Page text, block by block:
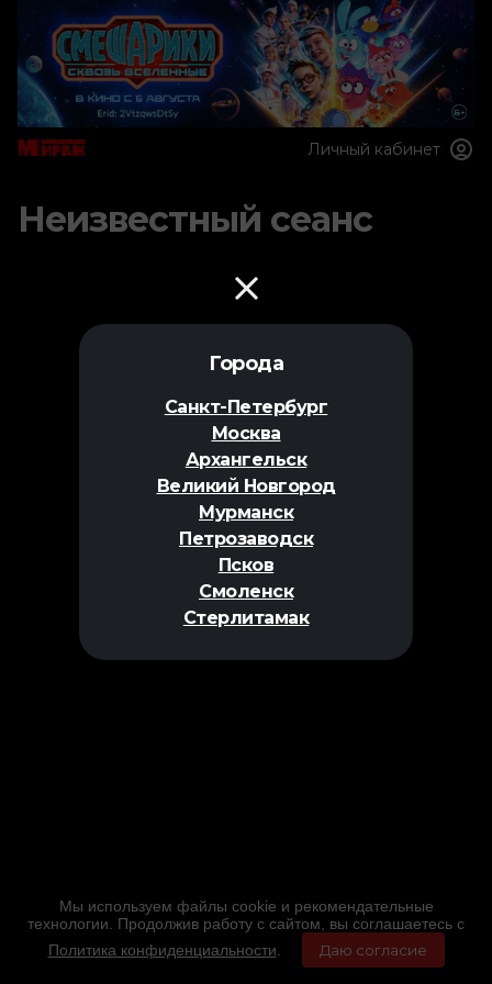
Города
Санкт-Петербург
Москва
Архангельск
Великий Новгород
Мурманск
Петрозаводск
Псков
Смоленск
Стерлитамак
Личный кабинет
Неизвестный сеанс
Мы используем файлы cookie и рекомендательные
технологии. Продолжив работу с сайтом, вы соглашаетесь с
Политика конфиденциальности
Даю согласие